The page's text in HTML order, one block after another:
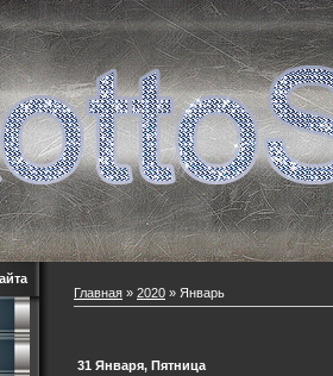
Главная » 2020 » Январь
31 Января, Пятница